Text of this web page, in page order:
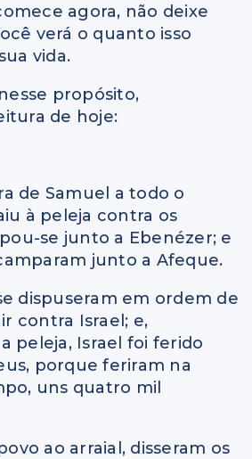
agora, não deixe
verá o quanto isso
vida.
propósito,
de hoje:
de Samuel a todo o
à peleja contra os
se junto a Ebenézer; e
junto a Afeque.
dispuseram em ordem de
contra Israel; e,
peleja, Israel foi ferido
porque feriram na
uns quatro mil
ao arraial, disseram os